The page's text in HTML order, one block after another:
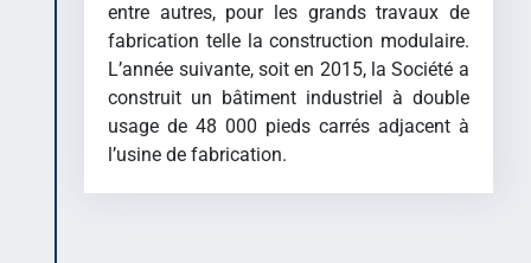
entre autres, pour les grands travaux de
fabrication telle la construction modulaire.
L’année suivante, soit en 2015, la Société a
construit un bâtiment industriel à double
usage de 48 000 pieds carrés adjacent à
l’usine de fabrication.